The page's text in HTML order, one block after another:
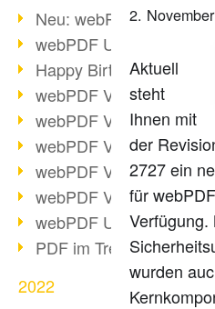
Neu: webPDF
webPDF Update
Happy Birthday, PDF!
webPDF Video-Session 4
webPDF Video-Session 3
webPDF Video-Session
webPDF Video-Session
webPDF Video-Session
webPDF Update
PDF im Trend
2022
2.
Aktuell
steht
Ihnen mit
der
2727 ein
für
Verfügung.
wurden